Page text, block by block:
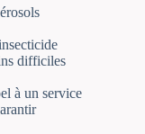
difficiles
à un service